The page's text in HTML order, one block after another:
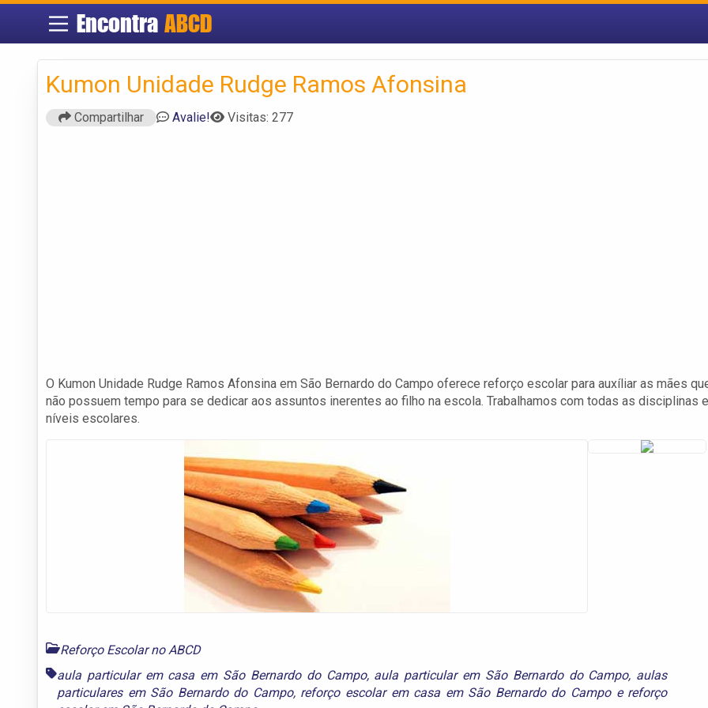
Encontra ABCD
Kumon Unidade Rudge Ramos Afonsina
Compartilhar Avalie! Visitas: 277
O Kumon Unidade Rudge Ramos Afonsina em São Bernardo do Campo oferece reforço escolar para auxíliar as mães
não possuem tempo para se dedicar aos assuntos inerentes ao filho na escola. Trabalhamos com todas as disciplinas e
níveis escolares.
Reforço Escolar no ABCD
aula particular em casa em São Bernardo do Campo, aula particular em São Bernardo do Campo, aulas
particulares em São Bernardo do Campo, reforço escolar em casa em São Bernardo do Campoe reforço